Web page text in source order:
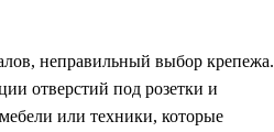
неправильный выбор крепежа.
отверстий под розетки и
или техники, которые